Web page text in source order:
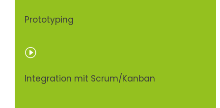
Prototyping
I
Integration mit Scrum/Kanban